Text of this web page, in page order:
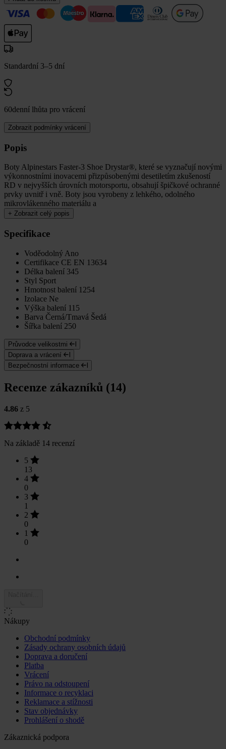
Standardní 3–5 dní
60denní lhůta pro vrácení
Zobrazit podmínky vrácení
Popis
Boty Alpinestars Faster-3 Shoe Drystar®, které se vyznačují novými
výkonnostními inovacemi přizpůsobenými desetiletím zkušeností
RD v nejvyšších úrovních motorsportu, obsahují špičkové ochranné
prvky uvnitř i vně. Boty jsou vyrobeny z lehkého, odolného
mikrovlákenného materiálu a
+ Zobrazit celý popis
Specifikace
Voděodolný Ano
Certifikace CE EN 13634
Délka balení 345
Styl Sport
Hmotnost balení 1254
Izolace Ne
Výška balení 115
Barva Černá/Tmavá Šedá
Šířka balení 250
Průvodce velikostmi
Doprava a vrácení
Bezpečnostní informace
Recenze zákazníků (14)
4.86 z 5
Na základě 14 recenzí
5
13
4
0
3
1
2
0
1
0
Nákupy
Obchodní podmínky
Zásady ochrany osobních údajů
Doprava a doručení
Platba
Vrácení
Právo na odstoupení
Informace o recyklaci
Reklamace a stížnosti
Stav objednávky
Prohlášení o shodě
Zákaznická podpora